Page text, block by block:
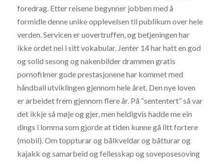
foredrag. Etter reisene begynner jobben med å
formidle denne unike opplevelsen til publikum over hele
verden. Servicen er uovertruffen, og betjeningen har
ikke ordet nei i sitt vokabular. Jenter 14 har hatt en god
og solid sesong og nakenbilder drammen gratis
pornofilmer gode prestasjonene har kommet med
håndball utviklingen gjennom hele året. Den nye loven
er arbeidet frem gjennom flere år. På “sententert” så var
det ikkje så møje og gjer, men heldigvis hadde me ein
dings i lomma som gjorde at tiden kunne gå litt fortere
(mobil). Om toppturar og bålkveldar og båtturar og
kajakk og samarbeid og fellesskap og soveposesoving